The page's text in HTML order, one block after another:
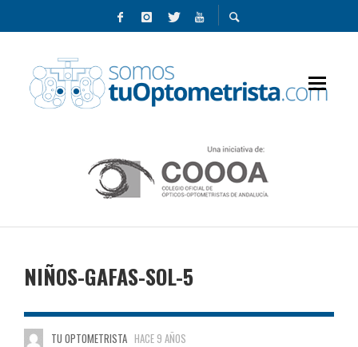
NIÑOS-GAFAS-SOL-5
TU OPTOMETRISTA HACE 9 AÑOS